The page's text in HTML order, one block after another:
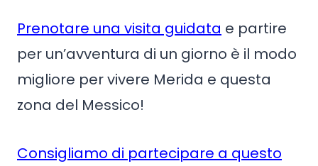
Prenotare una visita guidata e partire
per un’avventura di un giorno è il modo
migliore per vivere Merida e questa
zona del Messico!
Consigliamo di partecipare a questo